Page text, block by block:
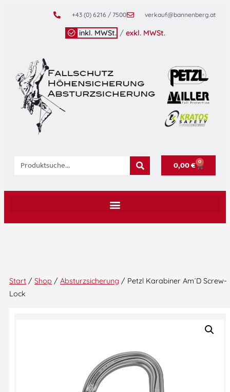
+43 (0) 6216 / 7500 verkauf@bannenberg.at
inkl. MWSt. / exkl. MWSt.
0,00€ 0
Start / Shop / Absturzsicherung / Petzl Karabiner Am´D Screw-
Lock